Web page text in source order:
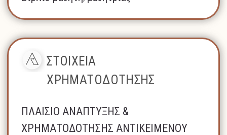
ΣΤΟΙΧΕΙΑ
ΧΡΗΜΑΤΟΔΟΤΗΣΗΣ
ΠΛΑΙΣΙΟ ΑΝΑΠΤΥΞΗΣ &
ΧΡΗΜΑΤΟΔΟΤΗΣΗΣ ΑΝΤΙΚΕΙΜΕΝΟΥ